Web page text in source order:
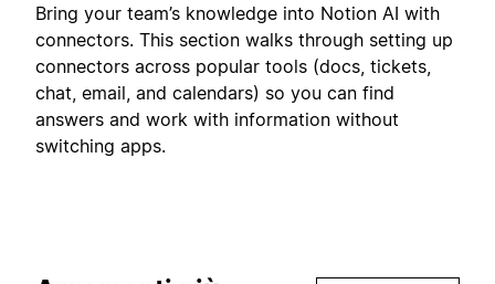
Bring your team’s knowledge into Notion AI with
connectors. This section walks through setting up
connectors across popular tools (docs, tickets,
chat, email, and calendars) so you can find
answers and work with information without
switching apps.